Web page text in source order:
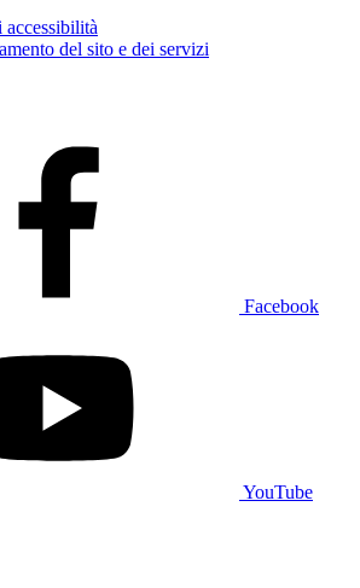
del sito e dei servizi
Facebook
YouTube